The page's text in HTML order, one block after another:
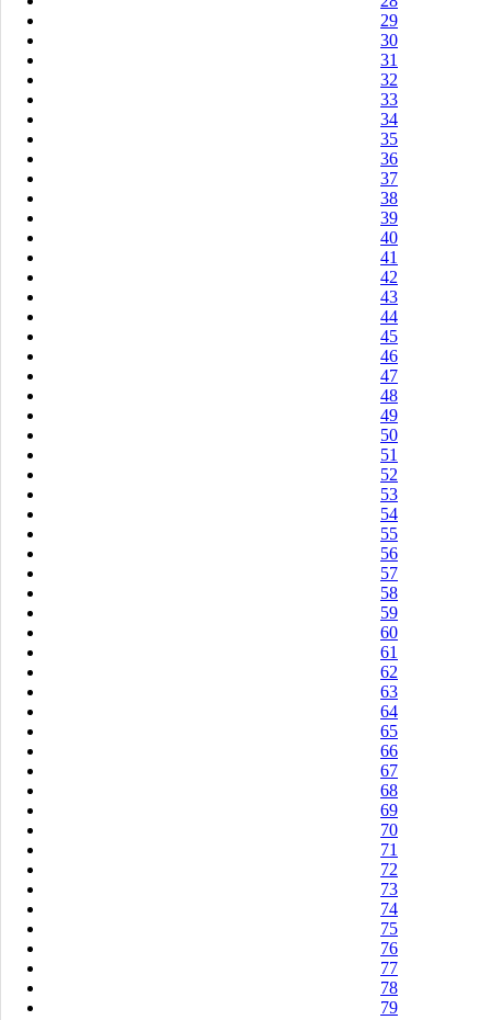
29
30
31
32
33
34
35
36
37
38
39
40
41
42
43
44
45
46
47
48
49
50
51
52
53
54
55
56
57
58
59
60
61
62
63
64
65
66
67
68
69
70
71
72
73
74
75
76
77
78
79